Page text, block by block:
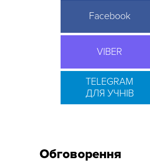
Facebook
VIBER
TELEGRAM
ДЛЯ УЧНІВ
Обговорення